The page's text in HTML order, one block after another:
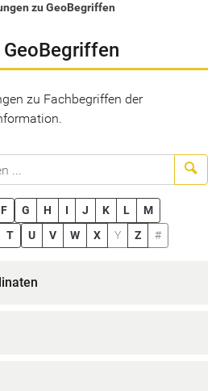
zu GeoBegriffen
zu Fachbegriffen der
F G H I J K L
M
T U V W X Y Z #